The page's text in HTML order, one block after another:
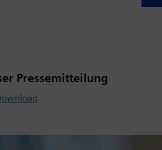
Pressemitteilung